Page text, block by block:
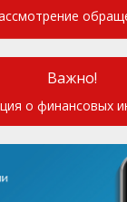
Важно!
о финансовых